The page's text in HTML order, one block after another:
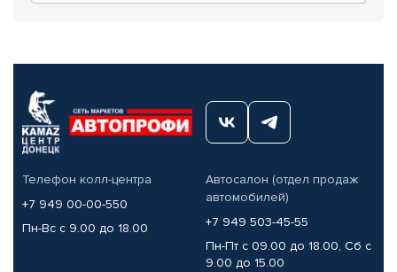
Телефон колл-центра
+7 949 00-00-550
Пн-Вс с 9.00 до 18.00
Автосалон (отдел продаж
автомобилей)
+7 949 503-45-55
Пн-Пт с 09.00 до 18.00, Сб с
9.00 до 15.00